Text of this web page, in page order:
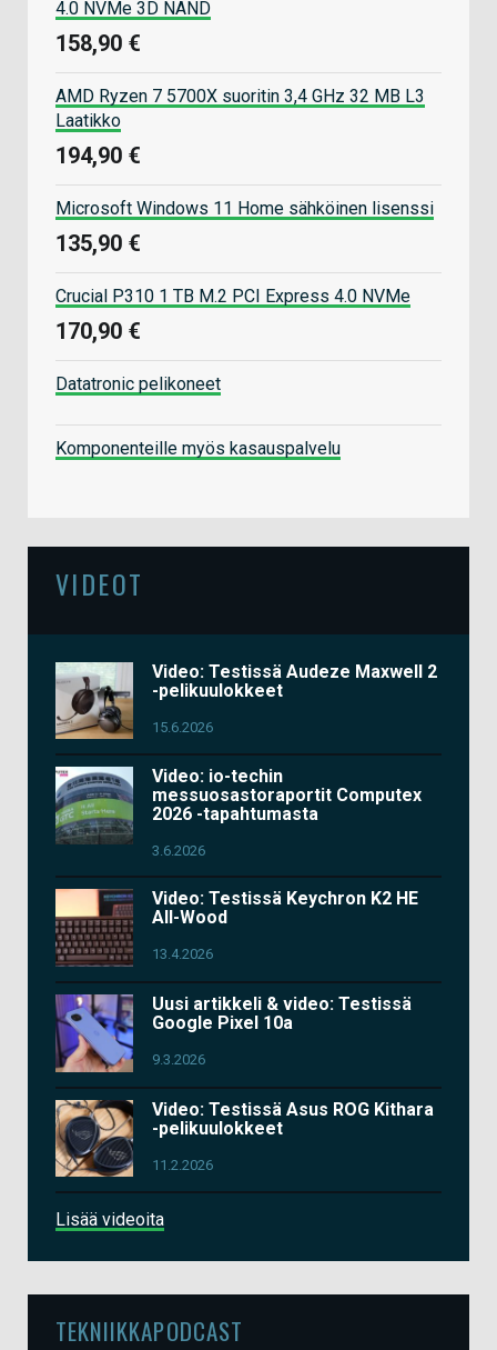
4.0 NVMe 3D NAND
158,90 €
AMD Ryzen 7 5700X suoritin 3,4 GHz 32 MB L3
Laatikko
194,90 €
Microsoft Windows 11 Home sähköinen lisenssi
135,90 €
Crucial P310 1 TB M.2 PCI Express 4.0 NVMe
170,90 €
Datatronic pelikoneet
Komponenteille myös kasauspalvelu
VIDEOT
Video: Testissä Audeze Maxwell 2
-pelikuulokkeet
15.6.2026
Video: io-techin
messuosastoraportit Computex
2026 -tapahtumasta
3.6.2026
Video: Testissä Keychron K2 HE
All-Wood
13.4.2026
Uusi artikkeli & video: Testissä
Google Pixel 10a
9.3.2026
Video: Testissä Asus ROG Kithara
-pelikuulokkeet
11.2.2026
Lisää videoita
TEKNIIKKAPODCAST